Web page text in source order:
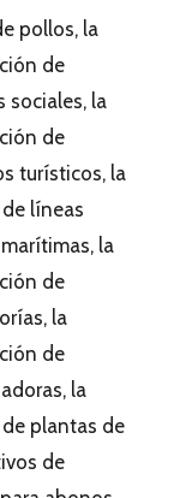
pollos, la
de
sociales, la
de
turísticos, la
líneas
la
de
la
de
la
plantas de
de